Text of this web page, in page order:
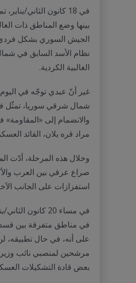
بينها وضع المناطق ذات
نظام الأسد السابق في
الغالبية الكردية.
غير أنّ عبدي توجّه في
شمال شرقي سوريا، تمثّل
والانضمام إلى
مراد قره يلان، القائد
وخلال هذه المرحلة، أدّت
استفزازات على الجانب
في مساء 20
في مناطق متفرقة بين قسد
على أنه، في حال تطبيقه،
مرشحين لمنصبي نائب وزير
بعض قادة التشكيلات العسكرية التي أطاحت